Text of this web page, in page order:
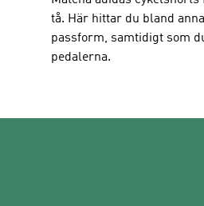
tå. Här hittar du bland
passform, samtidigt som
pedalerna.